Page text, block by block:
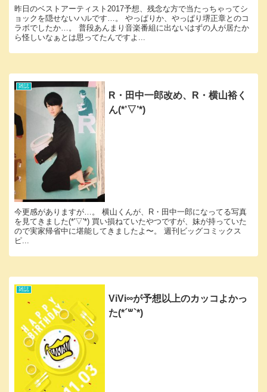
昨日のベストアーティスト2017予想、残念な方で当たっちゃってシ
ョックを隠せないハルです…。 やっぱりか、やっぱり堺正章とのコ
ラボでしたか…。 普段あんまり音楽番組に出ないはずの人が居たか
ら怪しいなぁとは思ってたんですよ...
雑誌
R・田中一郎改め、R・横山裕く
ん(*’▽’*)
今更感がありますが…。 横山くんが、R・田中一郎になってる写真
を見てきました(*'▽'*) 買い損ねていたやつですが、妹が持っていた
ので実家帰省中に堪能してきましたよ〜。 週刊ビッグコミックス
ピ...
雑誌
ViVi∞が予想以上のカッコよかっ
た(*´꒳`*)